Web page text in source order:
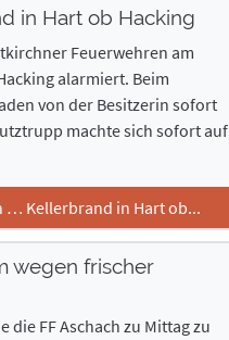
in Hart ob Hacking
Feuerwehren am
alarmiert. Beim
von der Besitzerin sofort
machte sich sofort auf
… Kellerbrand in Hart ob...
wegen frischer
die FF Aschach zu Mittag zu